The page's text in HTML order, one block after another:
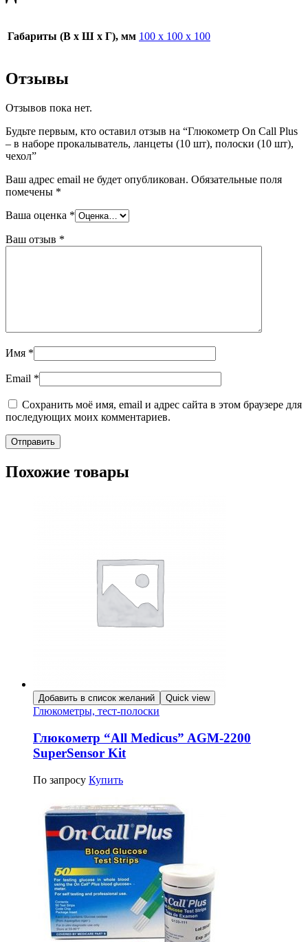
Габариты (В х Ш х Г), мм 100 х 100 х 100
Отзывы
Отзывов пока нет.
Будьте первым, кто оставил отзыв на “Глюкометр On Call Plus
– в наборе прокалыватель, ланцеты (10 шт), полоски (10 шт),
чехол”
Ваш адрес email не будет опубликован. Обязательные поля
помечены *
Ваша оценка *
Ваш отзыв *
Имя *
Email *
Сохранить моё имя, email и адрес сайта в этом браузере для
последующих моих комментариев.
Похожие товары
Добавить в список желаний Quick view
Глюкометры, тест-полоски
Глюкометр “All Medicus” AGM-2200
SuperSensor Kit
По запросу Купить